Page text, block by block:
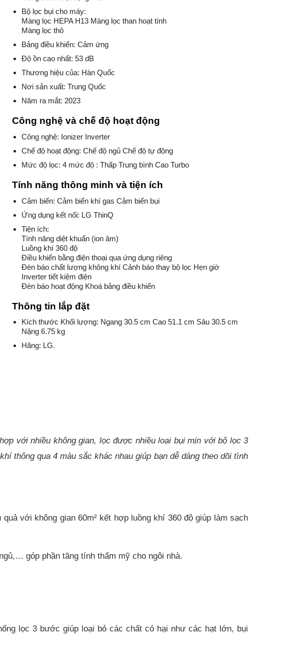
Bộ lọc bụi cho máy:
Màng lọc HEPA H13 Màng lọc than hoạt tính
Màng lọc thô
Bảng điều khiển: Cảm ứng
Độ ồn cao nhất: 53 dB
Thương hiệu của: Hàn Quốc
Nơi sản xuất: Trung Quốc
Năm ra mắt: 2023
Công nghệ và chế độ hoạt động
Công nghệ: Ionizer Inverter
Chế độ hoạt động: Chế độ ngủ Chế độ tự động
Mức độ lọc: 4 mức độ : Thấp Trung bình Cao Turbo
Tính năng thông minh và tiện ích
Cảm biến: Cảm biến khí gas Cảm biến bụi
Ứng dụng kết nối: LG ThinQ
Tiện ích:
Tính năng diệt khuẩn (ion âm)
Luồng khí 360 độ
Điều khiển bằng điện thoại qua ứng dụng riêng
Đèn báo chất lượng không khí Cảnh báo thay bộ lọc Hẹn giờ
Inverter tiết kiệm điện
Đèn báo hoạt động Khoá bảng điều khiển
Thông tin lắp đặt
Kích thước Khối lượng: Ngang 30.5 cm Cao 51.1 cm Sâu 30.5 cm
Nặng 6.75 kg
Hãng: LG.
với nhiều không gian, lọc được nhiều loại bụi mịn với bộ lọc 3
thông qua 4 màu sắc khác nhau giúp bạn dễ dàng theo dõi tình
với không gian 60m² kết hợp luồng khí 360 độ giúp làm sạch
góp phần tăng tính thẩm mỹ cho ngôi nhà.
lọc 3 bước giúp loại bỏ các chất có hại như các hạt lớn, bụi